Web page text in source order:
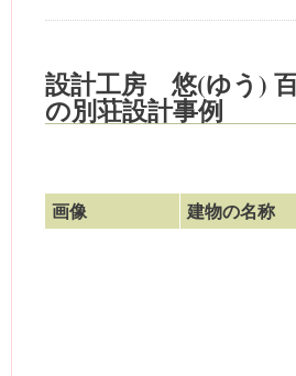
設計工房 悠(ゆう)
の別荘設計事例
画像 建物の名称